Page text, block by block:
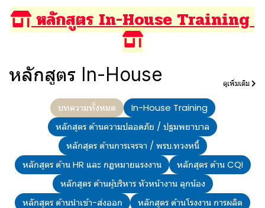
หลักสูตร In-House Training
หลักสูตร In-House ดูเพิ่มเติม
บทความทั้งหมด
In-House Training
หลักสูตร ด้านความปลอดภัย / ปฐมพยาบาล
หลักสูตร ด้านการเจรจา / พรบ.ทวงหนี้
หลักสูตร ด้าน HR และ กฏหมายแรงงาน
หลักสูตร ด้าน CQI
หลักสูตร ด้านผู้บริหาร หัวหน้างาน ลูกน้อง
หลักสูตร ด้านนำเข้า-ส่งออก
หลักสูตร ด้านโรงงาน การผลิต